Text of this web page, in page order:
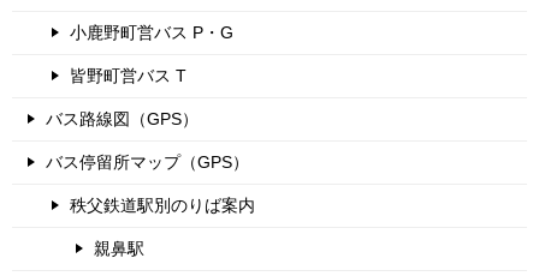
小鹿野町営バス P・G
皆野町営バス T
バス路線図（GPS）
バス停留所マップ（GPS）
秩父鉄道駅別のりば案内
親鼻駅